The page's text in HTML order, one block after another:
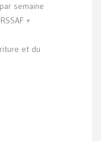
semaine
+
et du